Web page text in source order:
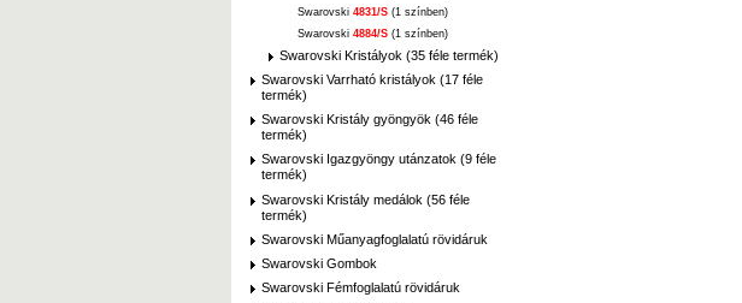
Swarovski 4831/S (1 színben)
Swarovski 4884/S (1 színben)
Swarovski Kristályok (35 féle termék)
Swarovski Varrható kristályok (17 féle
termék)
Swarovski Kristály gyöngyök (46 féle
termék)
Swarovski Igazgyöngy utánzatok (9 féle
termék)
Swarovski Kristály medálok (56 féle
termék)
Swarovski Műanyagfoglalatú rövidáruk
Swarovski Gombok
Swarovski Fémfoglalatú rövidáruk